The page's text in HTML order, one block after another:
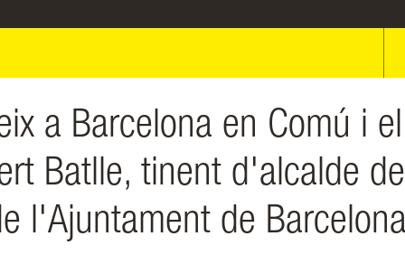
a Barcelona en Comú i el
Batlle, tinent d'alcalde de
l'Ajuntament de